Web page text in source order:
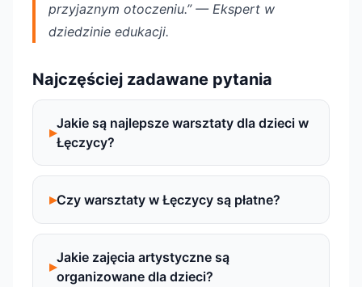
przyjaznym otoczeniu.” — Ekspert w
dziedzinie edukacji.
Najczęściej zadawane pytania
Jakie są najlepsze warsztaty dla dzieci w
Łęczycy?
Czy warsztaty w Łęczycy są płatne?
Jakie zajęcia artystyczne są
organizowane dla dzieci?